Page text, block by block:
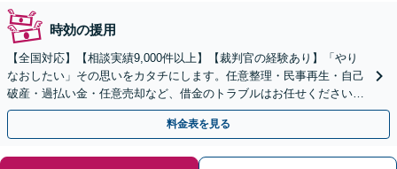
時効の援用
【全国対応】【相談実績9,000件以上】【裁判官の経験あり】「やり
なおしたい」その思いをカタチにします。任意整理・民事再生・自己
破産・過払い金・任意売却など、借金のトラブルはお任せください。
【初回相談無料】【全国対応可能】
料金表を見る